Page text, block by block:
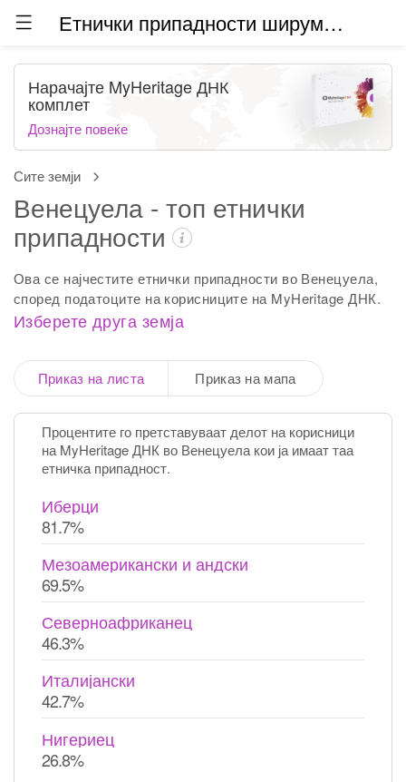
Етнички припадности ширум светот (бета)
Сите земји
Венецуела - топ етнички
припадности
Ова се најчестите етнички припадности во Венецуела,
според податоците на корисниците на MyHeritage ДНК.
Изберете друга земја
Нарачајте MyHeritage ДНК
комплет
Дознајте повеќе
Приказ на листа Приказ на мапа
Процентите го претставуваат делот на корисници
на MyHeritage ДНК во Венецуела кои ја имаат таа
етничка припадност.
Иберци
81.7%
Мезоамерикански и андски
69.5%
Северноафриканец
46.3%
Италијански
42.7%
Нигериец
26.8%